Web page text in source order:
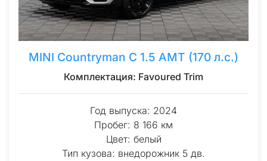
MINI Countryman C 1.5 AMT (170 л.с.)
Комплектация: Favoured Trim
Год выпуска: 2024
Пробег: 8 166 км
Цвет: белый
Тип кузова: внедорожник 5 дв.